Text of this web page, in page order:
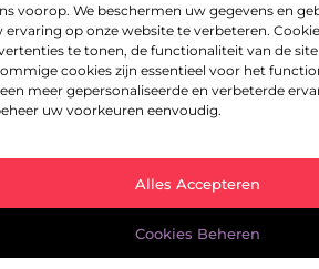
voorop. We beschermen uw gegevens en
op onze website te verbeteren.
te tonen, de functionaliteit van de
cookies zijn essentieel voor het
meer gepersonaliseerde en verbeterde
uw voorkeuren eenvoudig.
Alles Accepteren
Cookies Beheren